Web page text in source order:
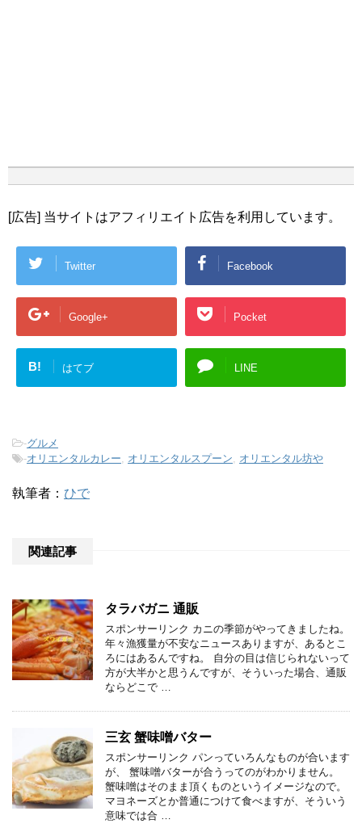
[広告] 当サイトはアフィリエイト広告を利用しています。
Twitter Facebook
Google+ Pocket
B! はてブ LINE
-グルメ
-オリエンタルカレー, オリエンタルスプーン, オリエンタル坊や
執筆者： ひで
関連記事
タラバガニ 通販
スポンサーリンク カニの季節がやってきましたね。
年々漁獲量が不安なニュースありますが、あるとこ
ろにはあるんですね。 自分の目は信じられないって
方が大半かと思うんですが、そういった場合、通販
ならどこで …
三玄 蟹味噌バター
スポンサーリンク パンっていろんなものが合います
が、 蟹味噌バターが合うってのがわかりません。
蟹味噌はそのまま頂くものというイメージなので。
マヨネーズとか普通につけて食べますが、そういう
意味では合 …